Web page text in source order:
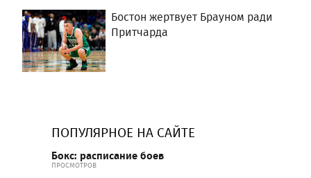
Бостон жертвует Брауном ради
Притчарда
ПОПУЛЯРНОЕ НА САЙТЕ
Бокс: расписание боев
ПРОСМОТРОВ